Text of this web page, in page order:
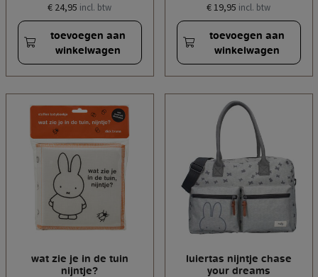
€ 24,95 incl. btw
toevoegen aan
winkelwagen
€ 19,95 incl. btw
toevoegen aan
winkelwagen
wat zie je in de tuin
nijntje?
luiertas nijntje chase
your dreams